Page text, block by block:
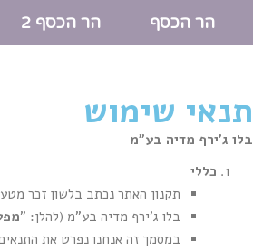
הר הכסף הר הכסף 2
תנאי שימוש
בלו ג'ירף מדיה בע"מ
כללי
תקנון האתר נכתב בלשון זכר
בלו ג'ירף מדיה בע"מ (להלן: "
במסמך זה אנחנו נפרט את